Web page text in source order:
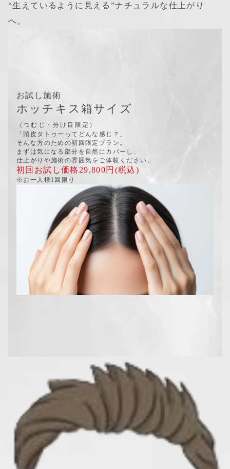
“生えているように見える”ナチュラルな仕上がり
へ。
お試し施術
ホッチキス箱サイズ
（つむじ・分け目限定）
「頭皮タトゥーってどんな感じ？」
そんな方のための初回限定プラン。
まずは気になる部分を自然にカバーし、
仕上がりや施術の雰囲気をご体験ください。
初回お試し価格 29,800円 (税込)
※お一人様1回限り